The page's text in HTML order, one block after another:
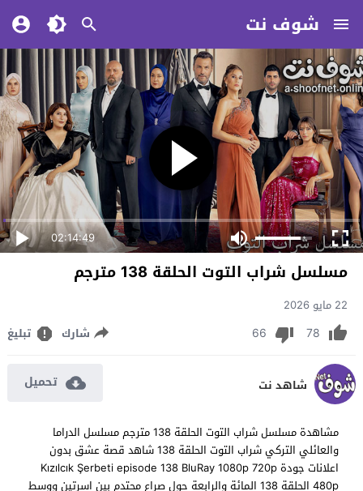
شوف نت
02:14:49
مسلسل شراب التوت الحلقة 138 مترجم
22 مايو 2026
78
66 شارك تبليغ
شاهد نت تحميل
مشاهدة مسلسل شراب التوت الحلقة 138 مترجم مسلسل الدراما
والعائلي التركي شراب التوت الحلقة 138 شاهد قصة عشق بدون
اعلانات جودة Kızılcık Şerbeti episode 138 BluRay 1080p 720p
480p الحلقة 138 المائة والرابعة حول صراع محتدم بين اسرتين ووسط